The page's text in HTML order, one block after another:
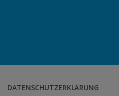
DATENSCHUTZERKLÄRUNG